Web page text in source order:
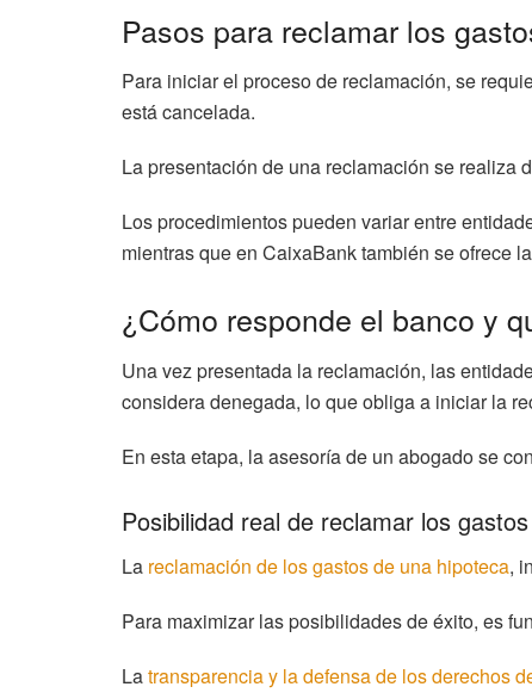
Pasos para reclamar los
Para iniciar el proceso de reclamación, se
está cancelada.
La presentación de una reclamación se realiza
Los procedimientos pueden variar entre
mientras que en CaixaBank también se ofrece
¿Cómo responde el banco y
Una vez presentada la reclamación, las
considera denegada, lo que obliga a iniciar la
En esta etapa, la asesoría de un abogado se
Posibilidad real de reclamar los gastos
La reclamación de los gastos de una hipoteca,
Para maximizar las posibilidades de éxito, es
Latransparencia y la defensa de los derechos